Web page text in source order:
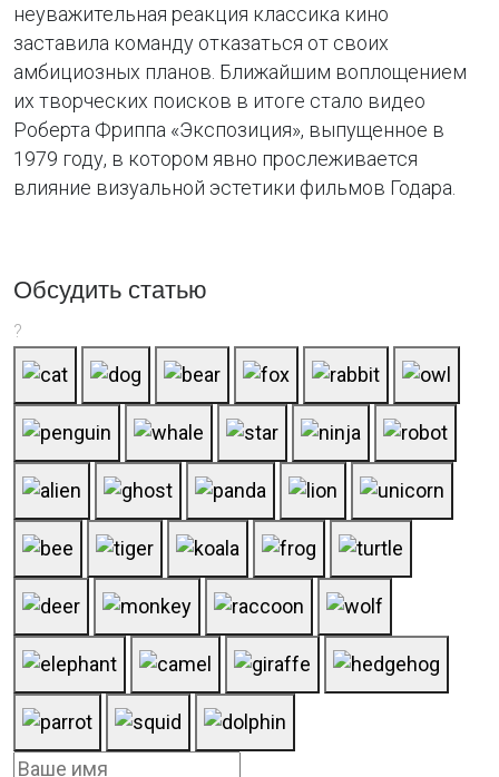
неуважительная реакция классика кино
заставила команду отказаться от своих
амбициозных планов. Ближайшим воплощением
их творческих поисков в итоге стало видео
Роберта Фриппа «Экспозиция», выпущенное в
1979 году, в котором явно прослеживается
влияние визуальной эстетики фильмов Годара.
Обсудить статью
?